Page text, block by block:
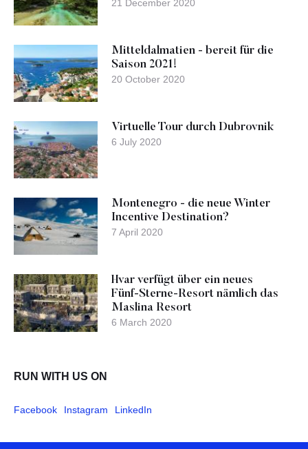
21 December 2020
Mitteldalmatien - bereit für die
Saison 2021!
20 October 2020
Virtuelle Tour durch Dubrovnik
6 July 2020
Montenegro - die neue Winter
Incentive Destination?
7 April 2020
Hvar verfügt über ein neues
Fünf-Sterne-Resort nämlich das
Maslina Resort
6 March 2020
RUN WITH US ON
Facebook Instagram LinkedIn